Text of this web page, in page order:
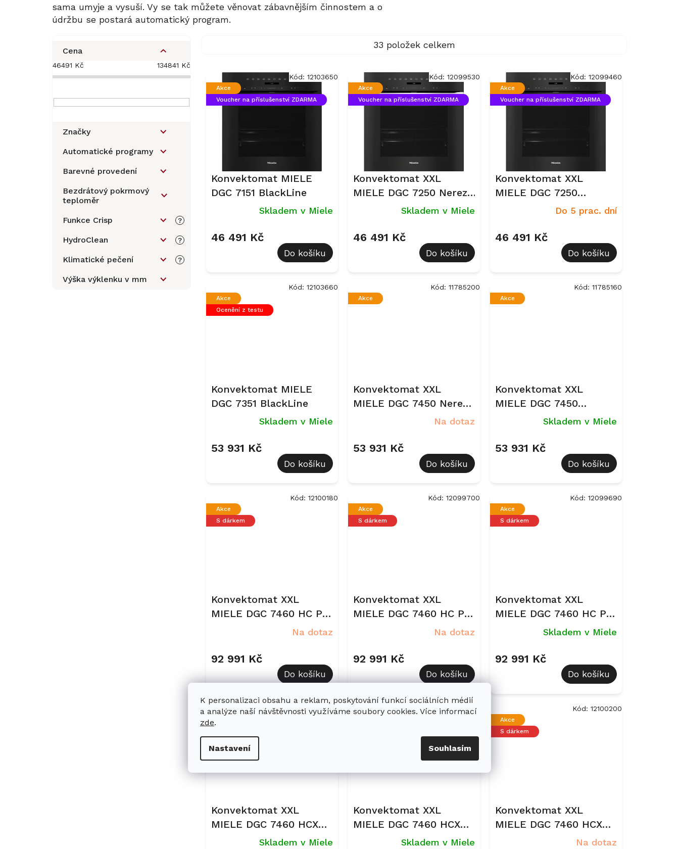
K personalizaci obsahu a reklam, poskytování funkcí sociálních médií
a analýze naší návštěvnosti využíváme soubory cookies. Více informací
zde.
Nastavení Souhlasím
sama umyje a vysuší. Vy se tak můžete věnovat zábavnějším činnostem a o
údržbu se postará automatický program.
s
t
a
n
Cena
46491 Kč 134841 Kč
Značky
Automatické programy
Barevné provedení
Bezdrátový pokrmový
teploměr
Funkce Crisp ?
HydroClean ?
Klimatické pečení ?
Výška výklenku v mm
33 položek celkem
p
Akce
Voucher na příslušenství ZDARMA
Konvektomat MIELE
DGC 7151 BlackLine
Skladem v Miele
46 491 Kč
Do košíku
Kód: 12103650
Akce
Voucher na příslušenství ZDARMA
Konvektomat XXL
MIELE DGC 7250 Nerez
CleanSteelSkladem v Miele
46 491 Kč
Do košíku
Kód: 12099530
Akce
Voucher na příslušenství ZDARMA
Konvektomat XXL
MIELE DGC 7250
Obsidian černáDo 5 prac. dní
46 491 Kč
Do košíku
Kód: 12099460
Akce
Ocenění z testu
Konvektomat MIELE
DGC 7351 BlackLine
Skladem v Miele
53 931 Kč
Do košíku
Kód: 12103660
Akce
Konvektomat XXL
MIELE DGC 7450 Nerez
Na dotaz
53 931 Kč
Do košíku
Kód: 11785200
Akce
Konvektomat XXL
MIELE DGC 7450
Obsidian černáSkladem v Miele
53 931 Kč
Do košíku
Kód: 11785160
Akce
S dárkem
Konvektomat XXL
MIELE DGC 7460 HC Pro
Na dotaz
92 991 Kč
Do košíku
Kód: 12100180
Akce
S dárkem
Konvektomat XXL
MIELE DGC 7460 HC Pro
Nerez CleanSteelNa dotaz
92 991 Kč
Do košíku
Kód: 12099700
Akce
S dárkem
Konvektomat XXL
MIELE DGC 7460 HC Pro
Obsidian černáSkladem v Miele
92 991 Kč
Do košíku
Kód: 12099690
Konvektomat XXL
MIELE DGC 7460 HCX
Pro Béžová perleťSkladem v Miele
Kód: 12613820
Konvektomat XXL
MIELE DGC 7460 HCX
Pro Grafitově šedá
Skladem v Miele
Kód:12100210
Akce
S dárkem
Konvektomat XXL
MIELE DGC 7460 HCX
Pro Obsidian ČernáNa dotaz
Kód: 12100200